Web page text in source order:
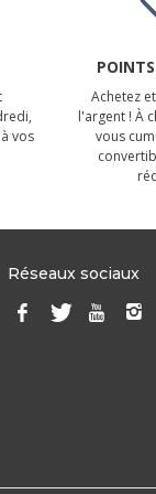
vos
Achetez
l'argent ! À
vous
Réseaux sociaux